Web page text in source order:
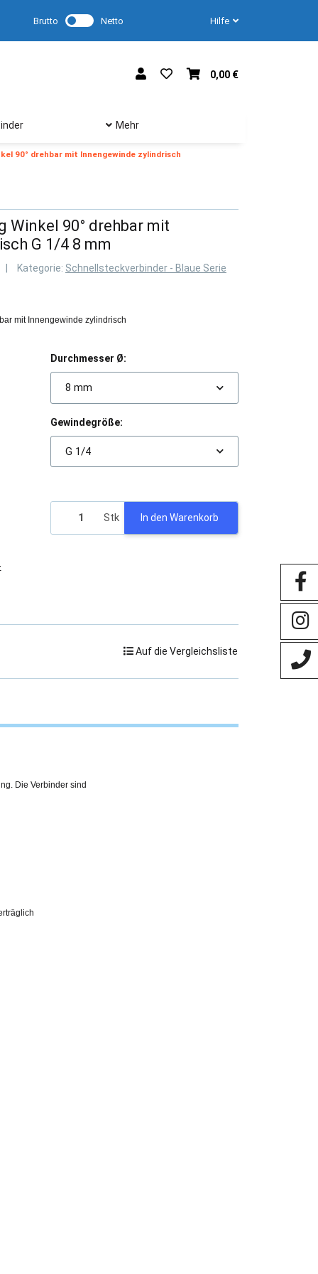
Brutto Netto Hilfe
0,00 €
Mehr
90° drehbar mit Innengewinde zylindrisch
Winkel 90° drehbar mit
G 1/4 8 mm
Kategorie: Schnellsteckverbinder - Blaue Serie
mit Innengewinde zylindrisch
Durchmesser Ø:
8 mm
Gewindegröße:
G 1/4
Stk In den Warenkorb
Auf die Vergleichsliste
Die Verbinder sind